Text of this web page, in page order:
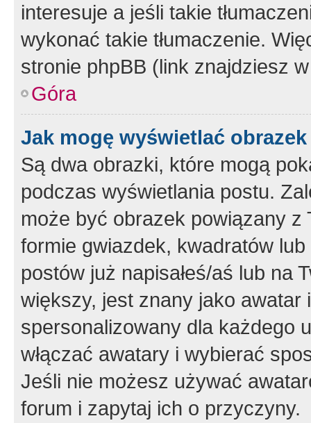
interesuje a jeśli takie
wykonać takie tłumaczenie.
stronie phpBB (link znajdziesz
Góra
Jak mogę wyświetlać
Są dwa obrazki, które mogą
podczas wyświetlania postu.
może być obrazek powiązany z
formie gwiazdek, kwadratów
postów już napisałeś/aś lub na
większy, jest znany jako
spersonalizowany dla każdego
włączać awatary i wybierać
Jeśli nie możesz używać
forum i zapytaj ich o przyczyny.